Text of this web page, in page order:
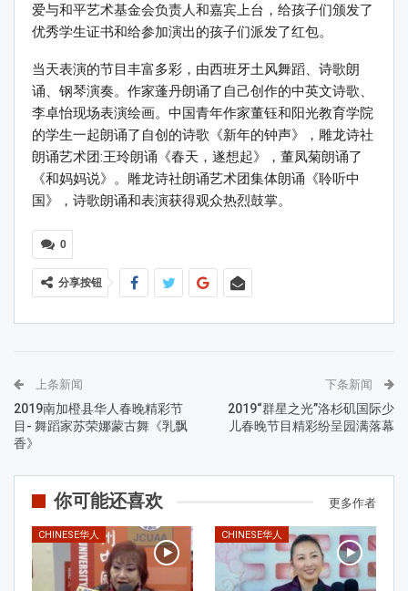
爱与和平艺术基金会负责人和嘉宾上台，给孩子们颁发了
优秀学生证书和给参加演出的孩子们派发了红包。
当天表演的节目丰富多彩，由西班牙土风舞蹈、诗歌朗
诵、钢琴演奏。作家蓬丹朗诵了自己创作的中英文诗歌、
李卓怡现场表演绘画。中国青年作家董钰和阳光教育学院
的学生一起朗诵了自创的诗歌《新年的钟声》，雕龙诗社
朗诵艺术团:王玲朗诵《春天，遂想起》，董凤菊朗诵了
《和妈妈说》。雕龙诗社朗诵艺术团集体朗诵《聆听中
国》，诗歌朗诵和表演获得观众热烈鼓掌。
0
分享按钮
上条新闻
2019南加橙县华人春晚精彩节
目- 舞蹈家苏荣娜蒙古舞《乳飘
香》
下条新闻
2019“群星之光”洛杉矶国际少
儿春晚节目精彩纷呈园满落幕
你可能还喜欢 更多作者
CHINESE华人 CHINESE华人